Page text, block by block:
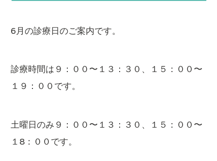
6月の診療日のご案内です。
診療時間は９：００〜１３：３０、１５：００〜
１９：００です。
土曜日のみ９：００〜１３：３０、１５：００〜
１8：００です。